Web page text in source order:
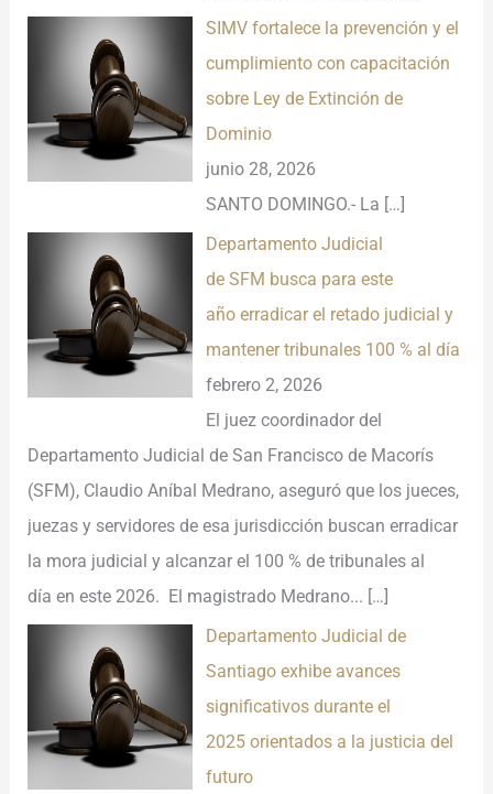
SIMV fortalece la prevención y el
cumplimiento con capacitación
sobre Ley de Extinción de
Dominio
junio 28, 2026
SANTO DOMINGO.- La […]
Departamento Judicial
de SFM busca para este
año erradicar el retado judicial y
mantener tribunales 100 % al día
febrero 2, 2026
El juez coordinador del
Departamento Judicial de San Francisco de Macorís
(SFM), Claudio Aníbal Medrano, aseguró que los jueces,
juezas y servidores de esa jurisdicción buscan erradicar
la mora judicial y alcanzar el 100 % de tribunales al
día en este 2026. El magistrado Medrano... […]
Departamento Judicial de
Santiago exhibe avances
significativos durante el
2025 orientados a la justicia del
futuro